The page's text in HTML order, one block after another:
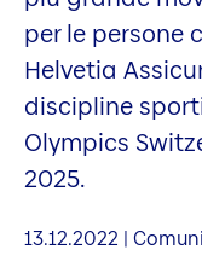
per le persone
Helvetia
discipline
Olympics
2025.
13.12.2022 |